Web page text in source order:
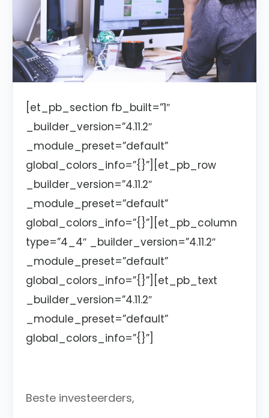
[et_pb_section fb_built=”1″
_builder_version=”4.11.2″
_module_preset=”default”
global_colors_info=”{}”][et_pb_row
_builder_version=”4.11.2″
_module_preset=”default”
global_colors_info=”{}”][et_pb_column
type=”4_4″ _builder_version=”4.11.2″
_module_preset=”default”
global_colors_info=”{}”][et_pb_text
_builder_version=”4.11.2″
_module_preset=”default”
global_colors_info=”{}”]
Beste investeerders,